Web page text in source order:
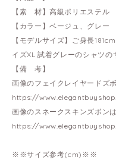
【素 材】高級ポリエステル
【カラー】ベージュ、グレー
【モデルサイズ】ご身長
イズXL 試着グレーのシャツの
【備 考】
画像のフェイクレイヤードズ
https://
画像のスネークスキンズボン
https://
※※サイズ参考(cm)※※